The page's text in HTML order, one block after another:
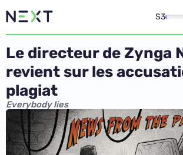
S3
Le directeur de Zynga
revient sur les
plagiat
Everybody lies